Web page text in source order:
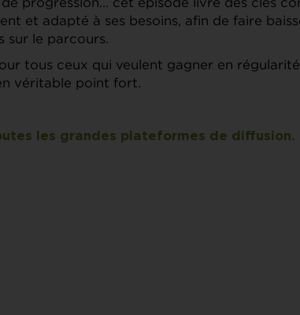
et adapté à ses besoins, afin de faire
sur le parcours.
tous ceux qui veulent gagner en
véritable point fort.
les grandes plateformes de diffusion.